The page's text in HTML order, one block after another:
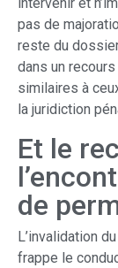
pas de
reste du
dans un
similaires à
la juridiction
Et le
de
L’invalidation
frappe le